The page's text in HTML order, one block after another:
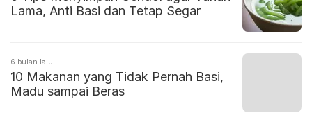
Lama, Anti Basi dan Tetap Segar
6 bulan lalu
10 Makanan yang Tidak Pernah Basi,
Madu sampai Beras